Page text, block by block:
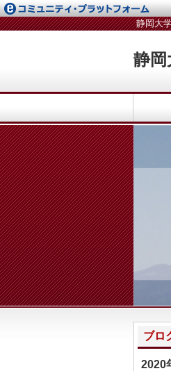
静岡
静岡大
ブロ
2020